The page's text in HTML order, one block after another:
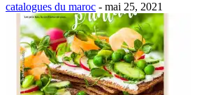
catalogues du maroc - mai 25, 2021